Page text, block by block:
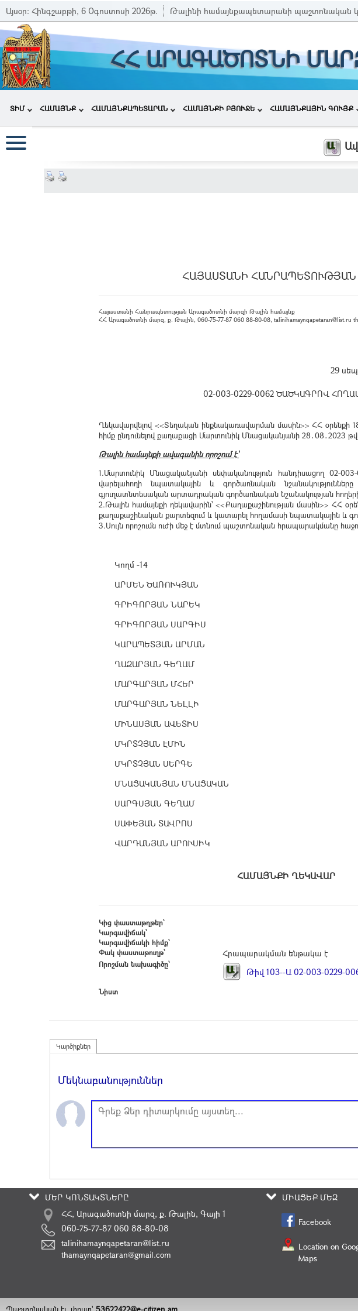
Այսօր: Հինգշաբթի, 6 Օգոստոսի 2026թ. Թալինի համայնքապետարանի պաշտոնական
ՀՀ ԱՐԱԳԱԾՈՏՆԻ
ՏԻՄ ՀԱՄԱՅՆՔ ՀԱՄԱՅՆՔԱՊԵՏԱՐԱՆ ՀԱՄԱՅՆՔԻ ԲՅՈՒՋԵ ՀԱՄԱՅՆՔԱՅԻՆ ԳՈՒՅՔ
ՀԱՅԱՍՏԱՆԻ
Հայաստանի Հանրապետության Արագածոտնի մարզի Թալին համայնք
ՀՀ Արագածոտնի մարզ, ք. Թալին, 060-75-77-87 060 88-80-08, talinihamaynqapetaran@list.ru
29
02-003-0229-0062 ԾԱԾԿԱԳՐՈՎ
Ղեկավարվելով <<Տեղական ինքնակառավարման մասին>> ՀՀ օրենքի
հիմք ընդունելով քաղաքացի Մարտունիկ Մնացականյանի
Թալին համայնքի ավագանին որոշում է՝
1.Մարտունիկ Մնացականյանի սեփականություն հանդիսացող 02-
վարելահողի նպատակային և գործառնական
գյուղատնտեսական արտադրական գործառնական նշանակության
2.Թալին համայնքի ղեկավարին՝ <<Քաղաքաշինության մասին>> ՀՀ
քաղաքաշինական քարտեզում և կատարել հողամասի նպատակային և
3.Սույն որոշումն ուժի մեջ է մտնում պաշտոնական հրապարակմանը
Կողմ -14
ԱՐՄԵՆ ԾԱՌՈՒԿՅԱՆ
ԳՐԻԳՈՐՅԱՆ ՆԱՐԵԿ
ԳՐԻԳՈՐՅԱՆ ՍԱՐԳԻՍ
ԿԱՐԱՊԵՏՅԱՆ ԱՐՄԱՆ
ՂԱԶԱՐՅԱՆ ԳԵՂԱՄ
ՄԱՐԳԱՐՅԱՆ ՄՀԵՐ
ՄԱՐԳԱՐՅԱՆ ՆԵԼԼԻ
ՄԻՆԱՍՅԱՆ ԱՎԵՏԻՍ
ՄԿՐՏՉՅԱՆ ԷՄԻՆ
ՄԿՐՏՉՅԱՆ ՍԵՐԳԵ
ՄՆԱՑԱԿԱՆՅԱՆ ՄՆԱՑԱԿԱՆ
ՍԱՐԳՍՅԱՆ ԳԵՂԱՄ
ՍԱՓԵՅԱՆ ՏԱՎՐՈՍ
ՎԱՐԴԱՆՅԱՆ ԱՐՈՒՍԻԿ
Կից փաստաթղթեր՝
Կարգավիճակ՝
Կարգավիճակի հիմք՝
Փակ փաստաթուղթ՝
Հրապարակման ենթակա է
Որոշման նախագիծը՝
Թիվ 103--Ա 02-003-
Նիստ
Կարծիքներ
Մեկնաբանություններ
ՄԵՐ ԿՈՆՏԱԿՏՆԵՐԸ ՄԻԱՑԵՔ ՄԵԶ
ՀՀ, Արագածոտնի մարզ, ք. Թալին, Գայի 1
060-75-77-87 060 88-80-08
talinihamaynqapetaran@list.ru
thamaynqapetaran@gmail.com
Facebook
Location on
Maps